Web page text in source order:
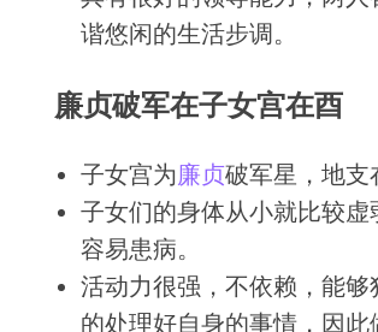
谐悠闲的生活步调。
廉贞破军在子女宫在酉
子女宫为廉贞破军星，地支
子女们的身体从小就比较虚
容易患病。
活动力很强，不依赖，能够
的处理好自身的事情，因此